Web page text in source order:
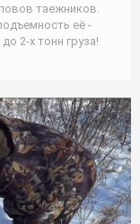
таежников.
её -
2-х тонн груза!